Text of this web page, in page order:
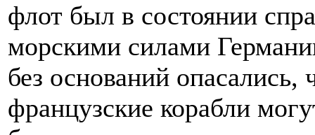
флот был в состоянии
морскими силами
без оснований
французские корабли